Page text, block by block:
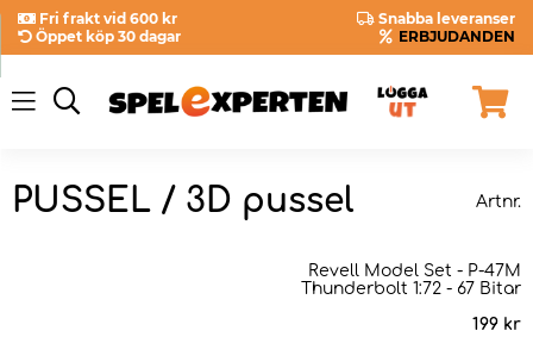
Fri frakt vid 600 kr
Snabba leveranser
Öppet köp 30 dagar
ERBJUDANDEN
PUSSEL / 3D pussel Artnr.
Revell Model Set - P-47M
Thunderbolt 1:72 - 67 Bitar
199 kr